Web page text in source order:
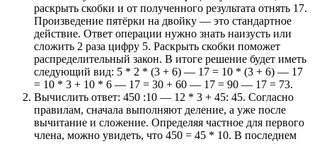
раскрыть скобки и от полученного результата отнять 17.
Произведение пятёрки на двойку — это стандартное
действие. Ответ операции нужно знать наизусть или
сложить 2 раза цифру 5. Раскрыть скобки поможет
распределительный закон. В итоге решение будет иметь
следующий вид: 5 * 2 * (3 + 6) — 17 = 10 * (3 + 6) — 17
= 10 * 3 + 10 * 6 — 17 = 30 + 60 — 17 = 90 — 17 = 73.
Вычислить ответ: 450 :10 — 12 * 3 + 45: 45. Согласно
правилам, сначала выполняют деление, а уже после
вычитание и сложение. Определяя частное для первого
члена, можно увидеть, что 450 = 45 * 10. В последнем